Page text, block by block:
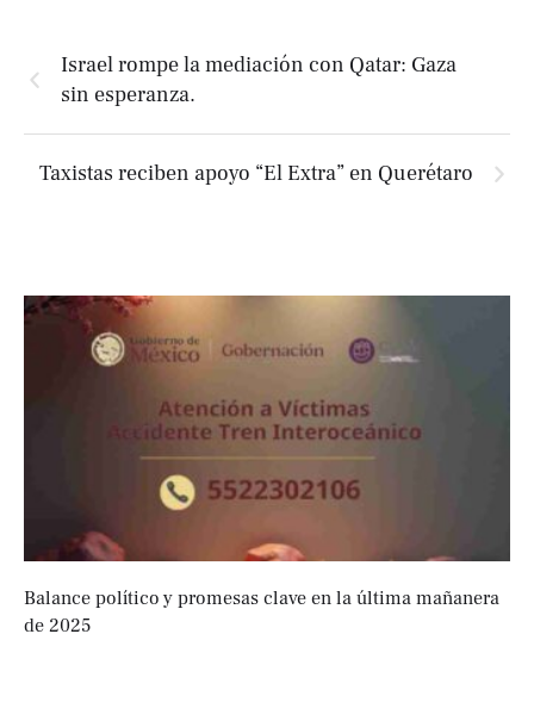
Israel rompe la mediación con Qatar: Gaza
sin esperanza.
Taxistas reciben apoyo “El Extra” en Querétaro
Balance político y promesas clave en la última mañanera
de 2025